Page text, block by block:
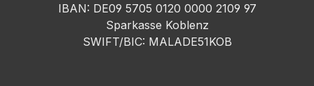
IBAN: DE09 5705 0120 0000 2109 97
Sparkasse Koblenz
SWIFT/BIC: MALADE51KOB